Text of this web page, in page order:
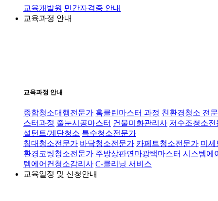
교육개발원 민간자격증 안내
교육과정 안내
교육과정 안내
종합청소대행전문가 홈클린마스터 과정 친환경청소 전
스터과정 줄눈시공마스터 건물미화관리사 저수조청소전
설턴트/계단청소 특수청소전문가
침대청소전문가 바닥청소전문가 카페트청소전문가 미세
환경코팅청소전문가 주방상판연마광택마스터 시스템에
템에어컨청소감리사 C-클리닝 서비스
교육일정 및 신청안내